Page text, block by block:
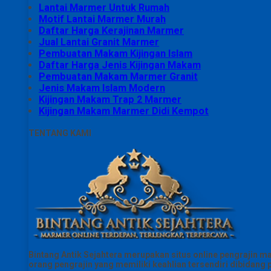
Lantai Marmer Untuk Rumah
Motif Lantai Marmer Murah
Daftar Harga Kerajinan Marmer
Jual Lantai Granit Marmer
Pembuatan Makam Kijingan Islam
Daftar Harga Jenis Kijingan Makam
Pembuatan Makam Marmer Granit
Jenis Makam Islam Modern
Kijingan Makam Trap 2 Marmer
Kijingan Makam Marmer Didi Kempot
TENTANG KAMI
Bintang Antik Sejahtera merupakan situs online pengrajin
orang pengrajin yang memiliki keahlian tersendiri dibidang